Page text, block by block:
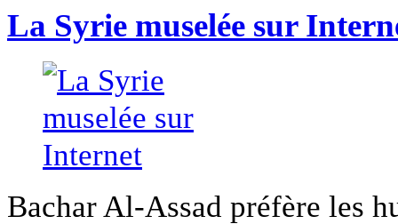
La Syrie muselée sur
Bachar Al-Assad préfère les